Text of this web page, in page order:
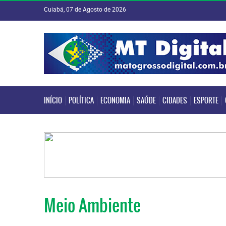
Cuiabá, 07 de Agosto de 2026
INÍCIO POLÍTICA ECONOMIA SAÚDE CIDADES ESPORTE
INÍCIO POLÍTICA ECONOMIA
Meio Ambiente